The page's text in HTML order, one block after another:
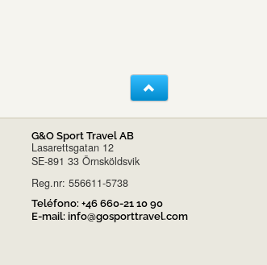
G&O Sport Travel AB
Lasarettsgatan 12
SE-891 33 Örnsköldsvik
Reg.nr: 556611-5738
Teléfono: +46 660-21 10 90
E-mail: info@gosporttravel.com